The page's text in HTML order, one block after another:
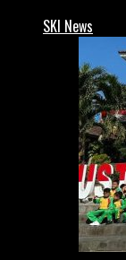
SKI News